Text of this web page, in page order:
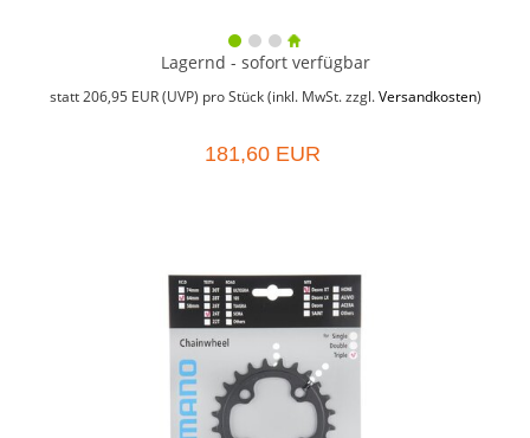
Lagernd - sofort verfügbar
statt 206,95 EUR(UVP) pro Stück (inkl. MwSt. zzgl. Versandkosten)
181,60 EUR